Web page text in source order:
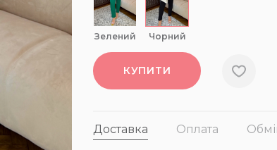
зелений чорний
КУПИТИ
Доставка Оплата